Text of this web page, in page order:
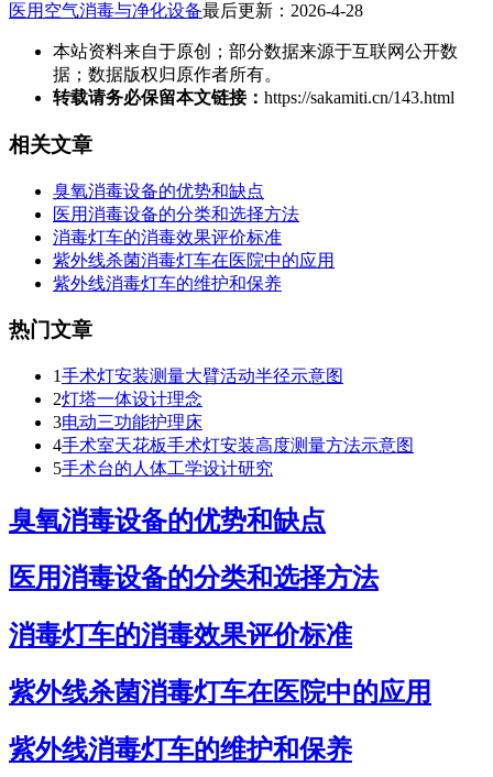
医用空气消毒与净化设备最后更新：2026-4-28
本站资料来自于原创；部分数据来源于互联网公开数
据；数据版权归原作者所有。
转载请务必保留本文链接： https://sakamiti.cn/143.html
相关文章
臭氧消毒设备的优势和缺点
医用消毒设备的分类和选择方法
消毒灯车的消毒效果评价标准
紫外线杀菌消毒灯车在医院中的应用
紫外线消毒灯车的维护和保养
热门文章
1手术灯安装测量大臂活动半径示意图
2灯塔一体设计理念
3电动三功能护理床
4手术室天花板手术灯安装高度测量方法示意图
5手术台的人体工学设计研究
臭氧消毒设备的优势和缺点
医用消毒设备的分类和选择方法
消毒灯车的消毒效果评价标准
紫外线杀菌消毒灯车在医院中的应用
紫外线消毒灯车的维护和保养